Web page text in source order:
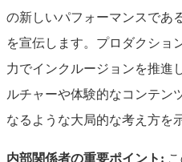
の新しいパフォーマンスであ
を宣伝します。プロダクショ
力でインクルージョンを推進
ルチャーや体験的なコンテン
なるような大局的な考え方を
内部関係者の重要ポイント: